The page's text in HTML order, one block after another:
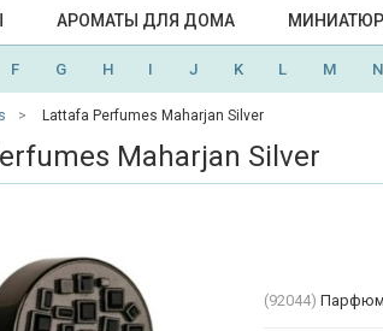
АРОМАТЫ ДЛЯ ДОМА
F G H I J K L M N
Lattafa Perfumes Maharjan Silver
Maharjan Silver
(92044)